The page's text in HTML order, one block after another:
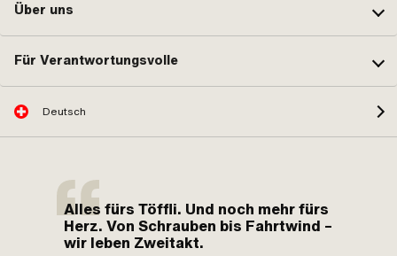
Über uns
Für Verantwortungsvolle
Deutsch
Alles fürs Töffli. Und noch mehr fürs
Herz. Von Schrauben bis Fahrtwind –
wir leben Zweitakt.